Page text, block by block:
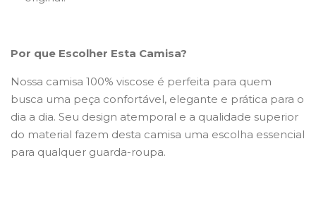
Por que Escolher Esta Camisa?
Nossa camisa 100% viscose é perfeita para quem
busca uma peça confortável, elegante e prática para o
dia a dia. Seu design atemporal e a qualidade superior
do material fazem desta camisa uma escolha essencial
para qualquer guarda-roupa.